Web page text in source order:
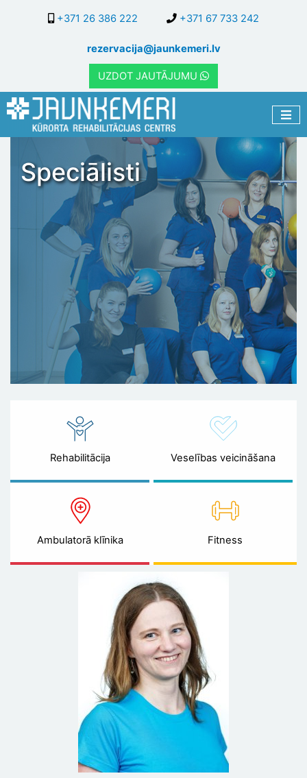
galveno
saturu
+371 26 386 222 +371 67 733 242
rezervacija@jaunkemeri.lv
UZDOT JAUTĀJUMU
Speciālisti
Rehabilitācija Veselības veicināšana
Ambulatorā klīnika Fitness